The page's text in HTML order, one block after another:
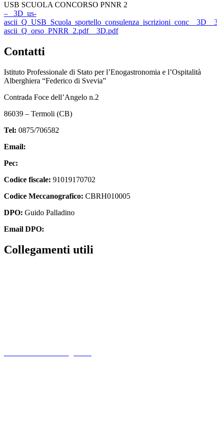
USB SCUOLA CONCORSO PNNR 2
– _3D_us-
ascii_Q_orso_PNRR_2.pdf__3D.pdf
Contatti
Istituto Professionale di Stato per l’Enogastronomia e l’Ospitalità
Alberghiera “Federico di Svevia”
Contrada Foce dell’Angelo n.2
86039 – Termoli (CB)
Tel: 0875/706582
Email:
Pec:
Codice fiscale: 91019170702
Codice Meccanografico: CBRH010005
DPO: Guido Palladino
Email DPO:
Collegamenti utili